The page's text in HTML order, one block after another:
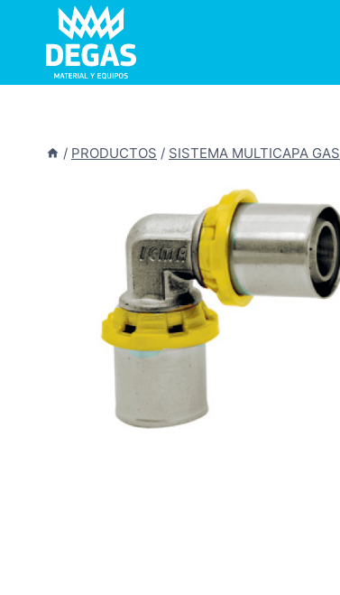
contenido
/ PRODUCTOS / SISTEMA MULTICAPA GAS